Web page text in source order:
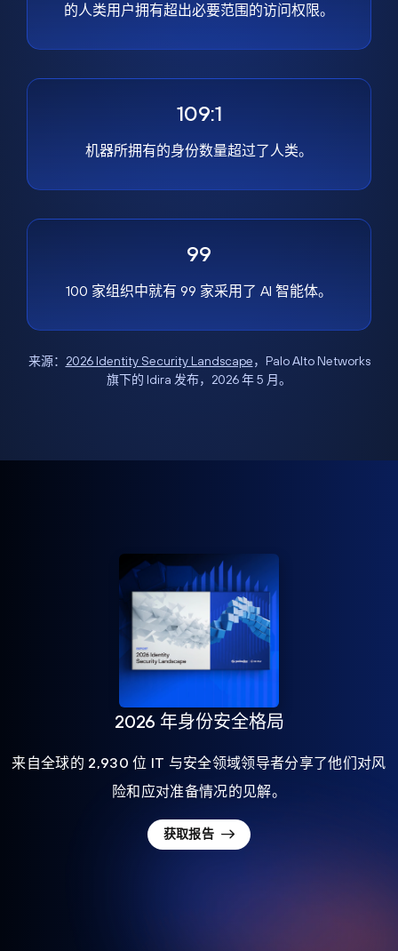
的人类用户拥有超出必要范围的访问权限。
109:1
机器所拥有的身份数量超过了人类。
99
100 家组织中就有 99 家采用了 AI 智能体。
来源： 2026 Identity Security Landscape，Palo Alto Networks
旗下的 Idira 发布，2026 年 5 月。
2026 年身份安全格局
来自全球的 2,930 位 IT 与安全领域领导者分享了他们对风
险和应对准备情况的见解。
获取报告